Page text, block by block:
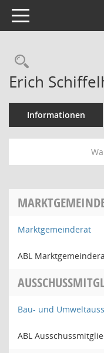
Toggle navigation
Erich
Informationen
Marktgemeinderat
ABL
Bau- und
ABL